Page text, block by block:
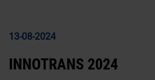
13-08-2024
INNOTRANS 2024